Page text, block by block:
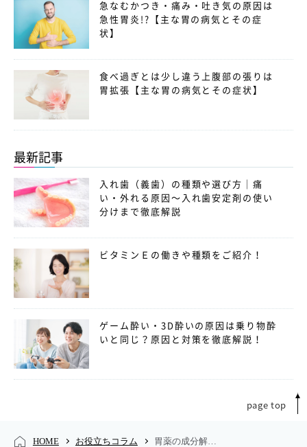
急なむかつき・痛み・吐き気の原因は
急性胃炎!?【主な胃の病気とその症
状】
食べ過ぎとは少し違う上腹部の張りは
胃拡張【主な胃の病気とその症状】
最新記事
入れ歯（義歯）の種類や選び方｜痛
い・外れる原因〜入れ歯安定剤の使い
分けまで徹底解説
ビタミンＥの働きや種類をご紹介！
ゲーム酔い・3D酔いの原因は乗り物酔
いと同じ？原因と対策を徹底解説！
page top
HOME お役立ちコラム 胃薬の成分解説 健胃剤として使用される主な成分